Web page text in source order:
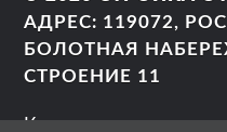
АДРЕС: 119072,
БОЛОТНАЯ
СТРОЕНИЕ 11
Как правильно